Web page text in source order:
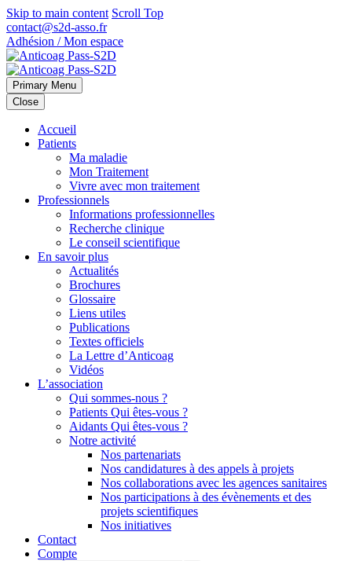
Skip to main content Scroll Top
contact@s2d-asso.fr
Adhésion / Mon espace
Primary Menu
Close
Accueil
Patients
Ma maladie
Mon Traitement
Vivre avec mon traitement
Professionnels
Informations professionnelles
Recherche clinique
Le conseil scientifique
En savoir plus
Actualités
Brochures
Glossaire
Liens utiles
Publications
Textes officiels
La Lettre d’Anticoag
Vidéos
L’association
Qui sommes-nous ?
Patients Qui êtes-vous ?
Aidants Qui êtes-vous ?
Notre activité
Nos partenariats
Nos candidatures à des appels à projets
Nos collaborations avec les agences sanitaires
Nos participations à des évènements et des
projets scientifiques
Nos initiatives
Contact
Compte